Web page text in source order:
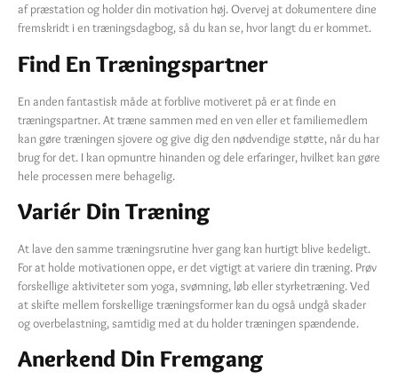
af præstation og holder din motivation høj. Overvej at dokumentere dine
fremskridt i en træningsdagbog, så du kan se, hvor langt du er kommet.
Find En Træningspartner
En anden fantastisk måde at forblive motiveret på er at finde en
træningspartner. At træne sammen med en ven eller et familiemedlem
kan gøre træningen sjovere og give dig den nødvendige støtte, når du har
brug for det. I kan opmuntre hinanden og dele erfaringer, hvilket kan gøre
hele processen mere behagelig.
Variér Din Træning
At lave den samme træningsrutine hver gang kan hurtigt blive kedeligt.
For at holde motivationen oppe, er det vigtigt at variere din træning. Prøv
forskellige aktiviteter som yoga, svømning, løb eller styrketræning. Ved
at skifte mellem forskellige træningsformer kan du også undgå skader
og overbelastning, samtidig med at du holder træningen spændende.
Anerkend Din Fremgang